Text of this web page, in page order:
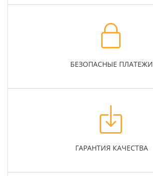
БЕЗОПАСНЫЕ ПЛАТЕЖИ
ГАРАНТИЯ КАЧЕСТВА